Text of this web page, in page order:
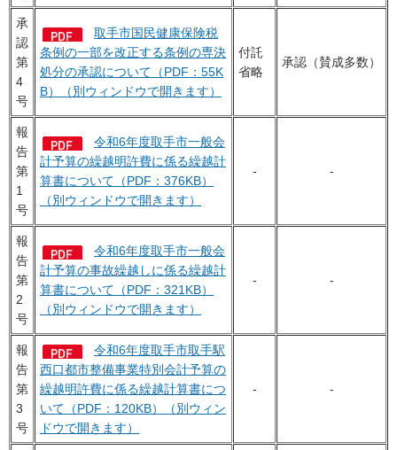
承
認
第
4
号
取手市国民健康保険税
条例の一部を改正する条例の専決
処分の承認について（PDF：55K
B）（別ウィンドウで開きます）
付託
省略
承認（賛成多数）
報
告
第
1
号
令和6年度取手市一般会
計予算の繰越明許費に係る繰越計
算書について（PDF：376KB）
（別ウィンドウで開きます）
- -
報
告
第
2
号
令和6年度取手市一般会
計予算の事故繰越しに係る繰越計
算書について（PDF：321KB）
（別ウィンドウで開きます）
- -
報
告
第
3
号
令和6年度取手市取手駅
西口都市整備事業特別会計予算の
繰越明許費に係る繰越計算書につ
いて（PDF：120KB）（別ウィン
ドウで開きます）
- -